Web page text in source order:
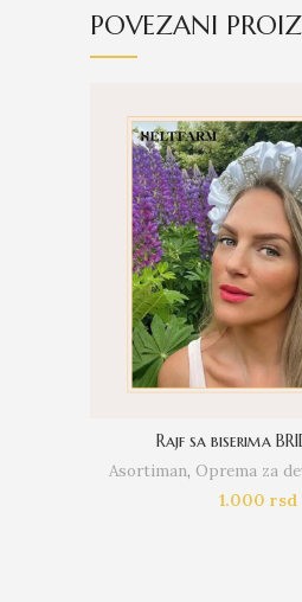
POVEZANI
Rajf sa biserima
Asortiman, Oprema za
1.000 rsd